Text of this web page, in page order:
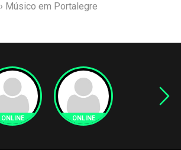
› Músico em Portalegre